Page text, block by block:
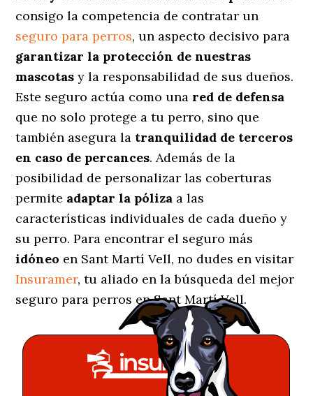
consigo la competencia de contratar un
seguro para perros, un aspecto decisivo para
garantizar la protección de nuestras
mascotas y la responsabilidad de sus dueños.
Este seguro actúa como una red de defensa
que no solo protege a tu perro, sino que
también asegura la tranquilidad de terceros
en caso de percances. Además de la
posibilidad de personalizar las coberturas
permite adaptar la póliza a las
características individuales de cada dueño y
su perro. Para encontrar el seguro más
idóneo en Sant Martí Vell, no dudes en visitar
Insuramer, tu aliado en la búsqueda del mejor
seguro para perros en Sant Martí Vell.